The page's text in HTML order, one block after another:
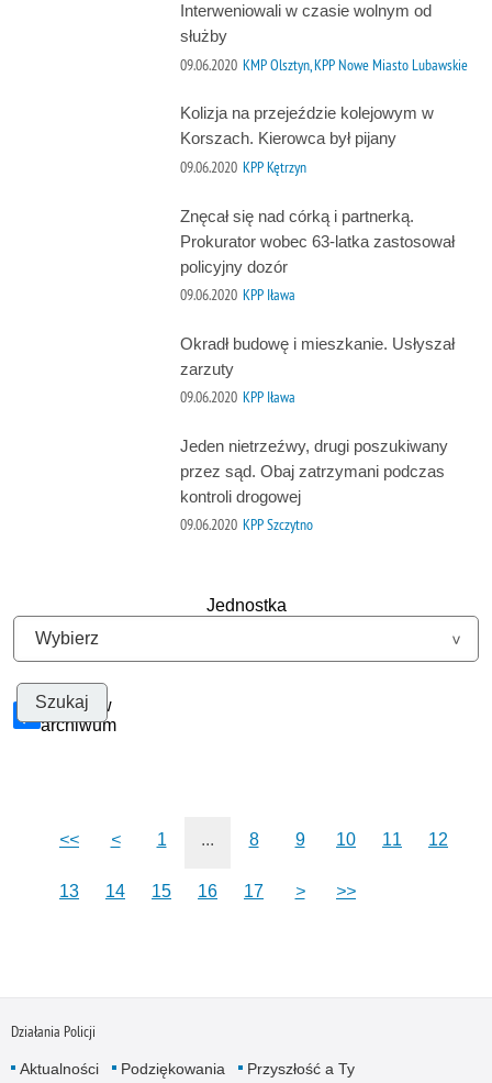
Interweniowali w czasie wolnym od
służby
09.06.2020 KMP Olsztyn, KPP Nowe Miasto Lubawskie
Kolizja na przejeździe kolejowym w
Korszach. Kierowca był pijany
09.06.2020 KPP Kętrzyn
Znęcał się nad córką i partnerką.
Prokurator wobec 63-latka zastosował
policyjny dozór
09.06.2020 KPP Iława
Okradł budowę i mieszkanie. Usłyszał
zarzuty
09.06.2020 KPP Iława
Jeden nietrzeźwy, drugi poszukiwany
przez sąd. Obaj zatrzymani podczas
kontroli drogowej
09.06.2020 KPP Szczytno
Jednostka
Szukaj w
archiwum
<< < 1 ... 8 9 10 11 12
13 14 15 16 17 > >>
Działania Policji
Aktualności Podziękowania
Przyszłość a Ty